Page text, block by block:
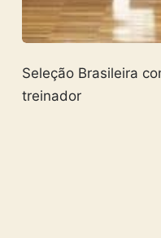
Seleção Brasileira
treinador